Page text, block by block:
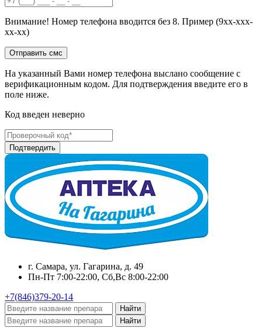
Внимание! Номер телефона вводится без 8. Пример (9хх-ххх-
хх-хх)
На указанный Вами номер телефона выслано сообщение с
верификационным кодом. Для подтверждения введите его в
поле ниже.
Код введен неверно
г. Самара, ул. Гагарина, д. 49
Пн-Пт 7:00-22:00, Сб,Вс 8:00-22:00
+7(846)379-20-14
Найти
Найти